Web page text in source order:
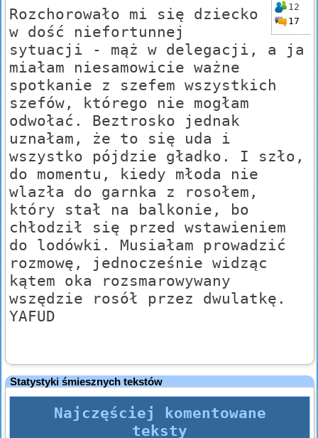
12
17
Rozchorowało mi się dziecko
w dość niefortunnej
sytuacji - mąż w delegacji, a ja
miałam niesamowicie ważne
spotkanie z szefem wszystkich
szefów, którego nie mogłam
odwołać. Beztrosko jednak
uznałam, że to się uda i
wszystko pójdzie gładko. I szło,
do momentu, kiedy młoda nie
wlazła do garnka z rosołem,
który stał na balkonie, bo
chłodził się przed wstawieniem
do lodówki. Musiałam prowadzić
rozmowę, jednocześnie widząc
kątem oka rozsmarowywany
wszędzie rosół przez dwulatkę.
YAFUD
Statystyki śmiesznych tekstów
Najczęściej komentowane
teksty